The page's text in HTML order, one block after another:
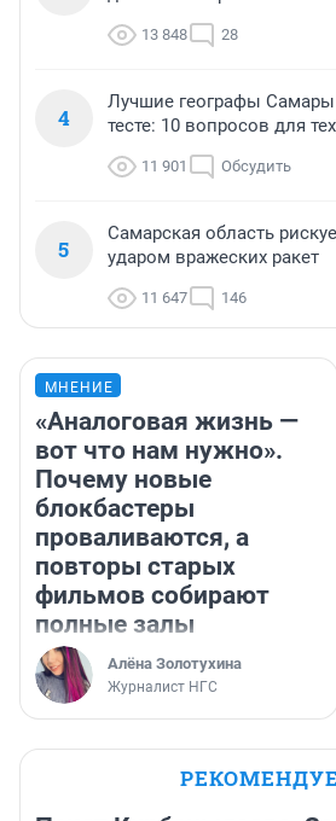
13 848 28
4
Лучшие географы Самары
тесте: 10 вопросов для
11 901 Обсудить
5
Самарская область
ударом вражеских ракет
11 647 146
МНЕНИЕ
«Аналоговая жизнь —
вот что нам нужно».
Почему новые
блокбастеры
проваливаются, а
повторы старых
фильмов собирают
полные залы
Алёна Золотухина
Журналист НГС